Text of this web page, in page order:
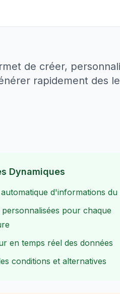
de créer,
rapidement des
Dynamiques
d'informations
personnalisées pour chaque
en temps réel des données
conditions et alternatives